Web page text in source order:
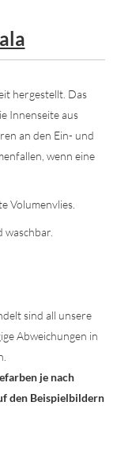
hergestellt. Das
Innenseite aus
an den Ein- und
wenn eine
Volumenvlies.
sind all unsere
Abweichungen in
je nach
den Beispielbildern